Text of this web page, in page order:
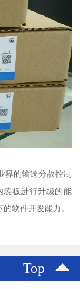
界的输送分散控制
装板进行升级的能
软件开发能力。
Top